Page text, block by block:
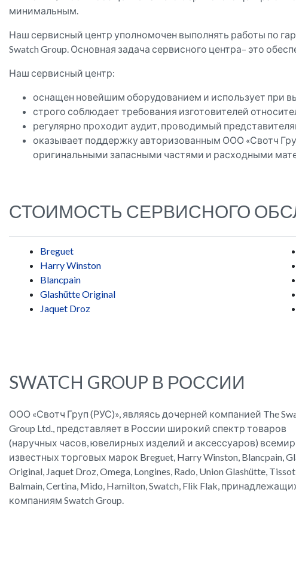
минимальным.
Наш сервисный центр уполномочен выполнять работы по
Swatch Group. Основная задача сервисного центра– это
Наш сервисный центр:
оснащен новейшим оборудованием и использует при
строго соблюдает требования изготовителей
регулярно проходит аудит, проводимый
оказывает поддержку авторизованным ООО «Свотч
оригинальными запасными частями и расходными
СТОИМОСТЬ СЕРВИСНОГО
Breguet
Harry Winston
Blancpain
Glashütte Original
Jaquet Droz
SWATCH GROUP В РОССИИ
ООО «Свотч Груп (РУС)», являясь дочерней компанией The
Group Ltd., представляет в России широкий спектр товаров
(наручных часов, ювелирных изделий и аксессуаров)
известных торговых марок Breguet, Harry Winston, Blancpain,
Original, Jaquet Droz, Omega, Longines, Rado, Union Glashütte,
Balmain, Certina, Mido, Hamilton, Swatch, Flik Flak,
компаниям Swatch Group.